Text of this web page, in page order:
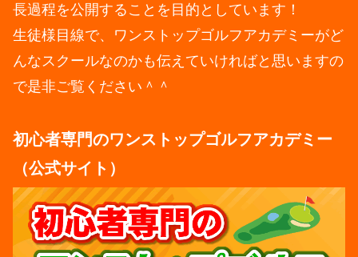
長過程を公開することを目的としています！
生徒様目線で、ワンストップゴルフアカデミーがど
んなスクールなのかも伝えていければと思いますの
で是非ご覧ください＾＾
初心者専門のワンストップゴルフアカデミー
（公式サイト）